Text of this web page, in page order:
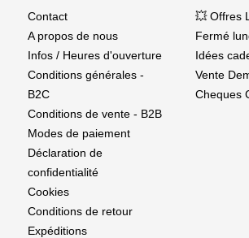
Contact
A propos de nous
Infos / Heures d'ouverture
Conditions générales -
B2C
Conditions de vente - B2B
Modes de paiement
Déclaration de
confidentialité
Cookies
Conditions de retour
Expéditions
💥 Offres
Fermé
Idées
Vente
Cheques